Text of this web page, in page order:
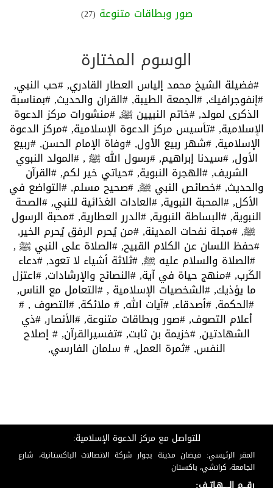
صور وبطاقات متنوعة (27)
الوسوم المختارة
#فضيلة الشيخ محمد إلياس العطار القادري,#حب النبي,
#إنفوجرافيك,#الجمعة الطيبة,#القران والحديث,#بمناسبة
الذكرى لمولد,#خاتم النبيين ﷺ,#منشورات مركز الدعوة
الإسلامية,#تأسيس مركز الدعوة الإسلامية,#مركز الدعوة
الإسلامية,#شهر ربيع الأول,#وفاة الإمام الحسن,#ربيع
الأول,#سيدنا إبراهيم,#رسول الله ﷺ ,#المولد النبوي
الشريف,#الهجرة النبوية,#حياتي خير لكم,#القرآن
والحديث,#خصائص النبي ﷺ,#صحيح مسلم,#التواضع في
الأكل,#المحبة النبوية,#العادات الغذائية للنبي,#الصحة
النبوية,#البساطة النبوية,#الدرر العطارية,#محبة الرسول
ﷺ,#مجلة نفحات المدينة,#من يُحرم الرفق يُحرم الخير,
#حفظ اللسان عن الكلام القبيح,#الصلاة على النبي ﷺ ,
#الصلاة والسلام عليه ﷺ,#ثلاثة أشياء لا تعود,#دعاء
الكَرب,#منهج حياة في آية,#النصائح والإرشادات,#اعتزل
ما يؤذيك,#الشخصيات الإسلامية ,#التعامل مع الناس,
#الحكمة,#أصدقاء,#آيات الله,# ملائكة,#التصوف ,#
أعلام التصوف,#صور وبطاقات متنوعة,#الأنصار,#ذي
الشهادتين,#خزيمة بن ثابت,#تفسيرالقرآن,# إصلاح
النفس,#ثمرة العمل,# سلمان الفارسي,
للتواصل مع مركز الدعوة الإسلامية:
المقر الرئيسي: فيضان مدينة بجوار شركة الاتصالات الباكستانية، شارع
الجامعة، كراتشي، باكستان